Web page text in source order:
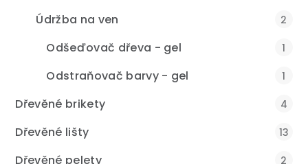
Údržba na ven 2
Odšeďovač dřeva - gel 1
Odstraňovač barvy - gel 1
Dřevěné brikety 4
Dřevěné lišty 13
Dřevěné pelety 2